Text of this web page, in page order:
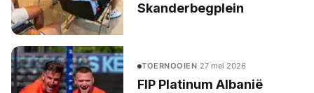
Skanderbegplein
TOERNOOIEN·27 mei 2026
FIP Platinum Albanië